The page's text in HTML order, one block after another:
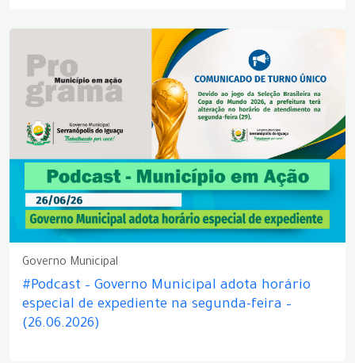
Governo Municipal
#Podcast – Governo Municipal adota horário
especial de expediente na segunda-feira –
(26.06.2026)